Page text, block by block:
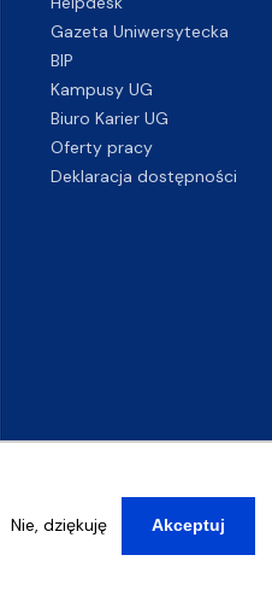
Nie, dziękuję Akceptuj
Gazeta Uniwersytecka
BIP
Kampusy UG
Biuro Karier UG
Oferty pracy
Deklaracja dostępności